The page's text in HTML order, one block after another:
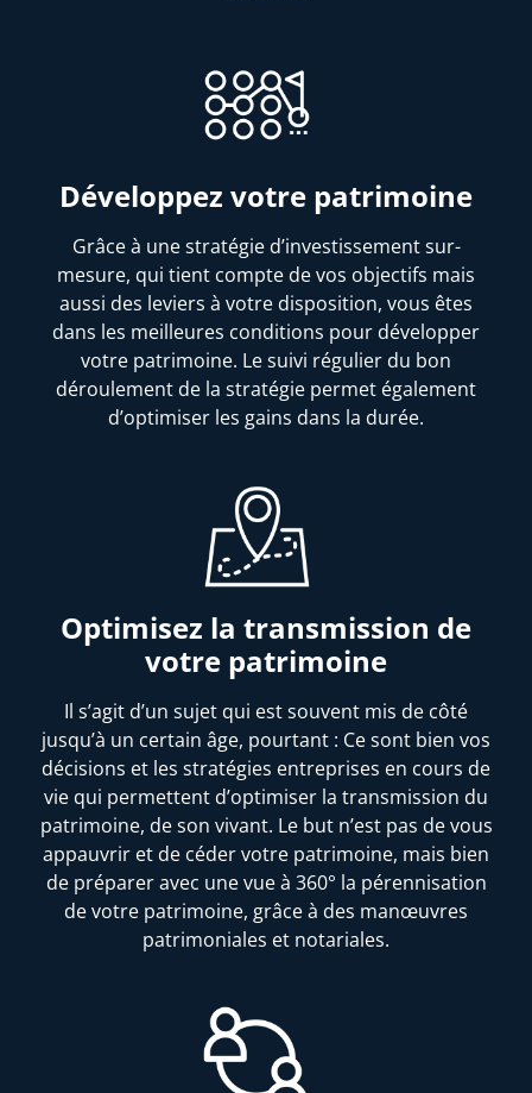
Développez votre patrimoine
Grâce à une stratégie d’investissement sur-
mesure, qui tient compte de vos objectifs mais
aussi des leviers à votre disposition, vous êtes
dans les meilleures conditions pour développer
votre patrimoine. Le suivi régulier du bon
déroulement de la stratégie permet également
d’optimiser les gains dans la durée.
Optimisez la transmission de
votre patrimoine
Il s’agit d’un sujet qui est souvent mis de côté
jusqu’à un certain âge, pourtant : Ce sont bien vos
décisions et les stratégies entreprises en cours de
vie qui permettent d’optimiser la transmission du
patrimoine, de son vivant. Le but n’est pas de vous
appauvrir et de céder votre patrimoine, mais bien
de préparer avec une vue à 360° la pérennisation
de votre patrimoine, grâce à des manœuvres
patrimoniales et notariales.